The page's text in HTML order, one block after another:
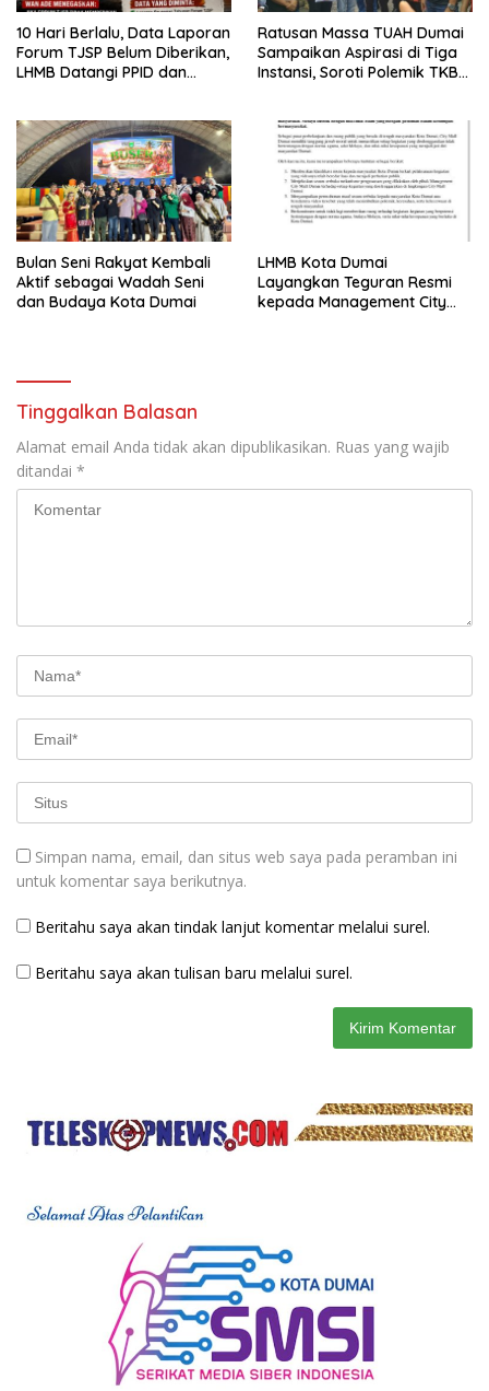
10 Hari Berlalu, Data Laporan
Forum TJSP Belum Diberikan,
LHMB Datangi PPID dan
Ratusan Massa TUAH Dumai
Sampaikan Aspirasi di Tiga
Instansi, Soroti Polemik TKBM
Bulan Seni Rakyat Kembali
Aktif sebagai Wadah Seni
dan Budaya Kota Dumai
LHMB Kota Dumai
Layangkan Teguran Resmi
kepada Management City
Tinggalkan Balasan
Alamat email Anda tidak akan dipublikasikan. Ruas yang wajib
ditandai *
Simpan nama, email, dan situs web saya pada peramban ini
untuk komentar saya berikutnya.
Beritahu saya akan tindak lanjut komentar melalui surel.
Beritahu saya akan tulisan baru melalui surel.